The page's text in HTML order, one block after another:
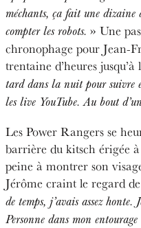
méchants, ça fait une dizaine
compter les robots. » Une
chronophage pour Jean-
trentaine d’heures
tard dans la nuit pour suivre
les live YouTube. Au bout
Les Power Rangers se
barrière du kitsch érigée à
peine à montrer son
Jérôme craint le regard de
de temps, j’avais assez honte.
Personne dans mon